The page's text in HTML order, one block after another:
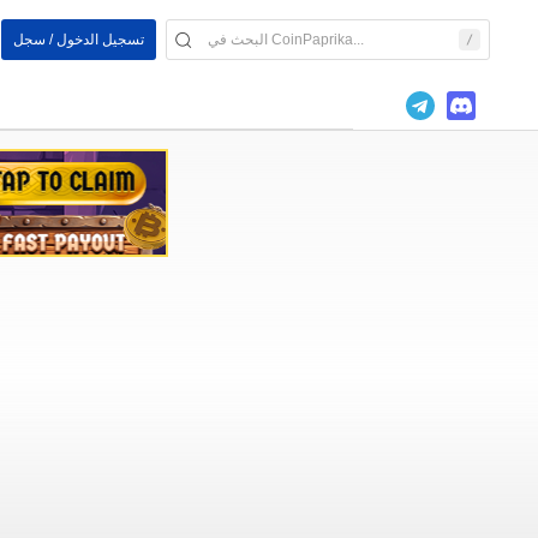
تسجيل الدخول / سجل